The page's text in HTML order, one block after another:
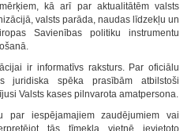
kā arī par aktualitātēm valsts
valsts parāda, naudas līdzekļu un
Savienības politiku instrumentu
ir informatīvs raksturs. Par oficiālu
juridiska spēka prasībām atbilstoši
Valsts kases pilnvarota amatpersona.
par iespējamajiem zaudējumiem vai
tās tīmekļa vietnē ievietoto